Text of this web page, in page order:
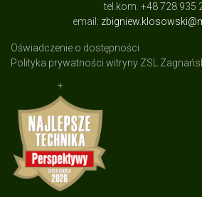
tel.kom. +48 728 935
email:
Oświadczenie o dostępności
Polityka prywatności witryny ZSL
+